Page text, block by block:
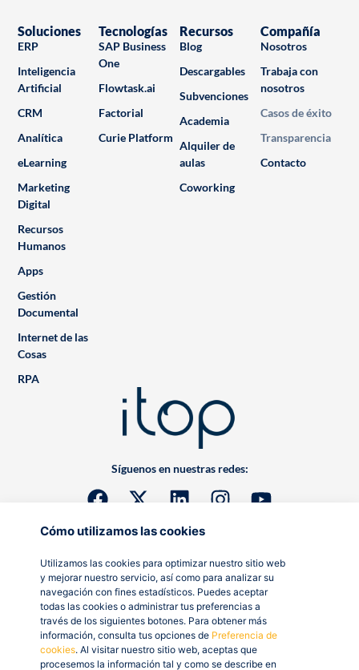
Cómo utilizamos las cookies
Utilizamos las cookies para optimizar nuestro sitio web
y mejorar nuestro servicio, así como para analizar su
navegación con fines estadísticos. Puedes aceptar
todas las cookies o administrar tus preferencias a
través de los siguientes botones. Para obtener más
información, consulta tus opciones de Preferencia de
cookies. Al visitar nuestro sitio web, aceptas que
procesemos la información tal y como se describe en
Síguenos en nuestras redes:
Soluciones
ERP
Inteligencia
Artificial
CRM
Analítica
eLearning
Marketing
Digital
Recursos
Humanos
Apps
Gestión
Documental
Internet de las
Cosas
RPA
Tecnologías
SAP Business
One
Flowtask.ai
Factorial
Curie Platform
Recursos
Blog
Descargables
Subvenciones
Academia
Alquiler de
aulas
Coworking
Compañía
Nosotros
Trabaja con
nosotros
Casos de éxito
Transparencia
Contacto